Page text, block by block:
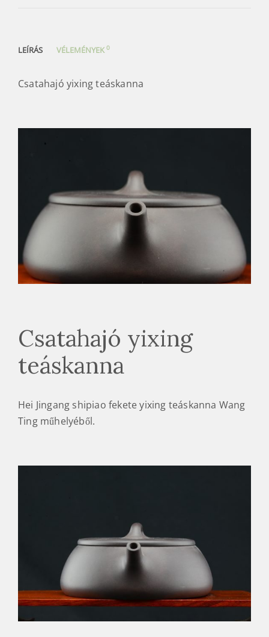
LEÍRÁS VÉLEMÉNYEK0
Csatahajó yixing teáskanna
Csatahajó yixing
teáskanna
Hei Jingang shipiao fekete yixing teáskanna Wang
Ting műhelyéből.